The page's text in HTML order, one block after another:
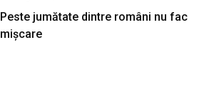
Peste jumătate dintre români nu fac
mișcare